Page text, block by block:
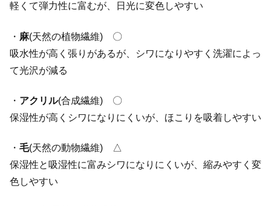
軽くて弾力性に富むが、日光に変色しやすい
・ 麻(天然の植物繊維) 〇
吸水性が高く張りがあるが、シワになりやすく洗濯によっ
て光沢が減る
・ アクリル(合成繊維) 〇
保湿性が高くシワになりにくいが、ほこりを吸着しやすい
・ 毛(天然の動物繊維) △
保湿性と吸湿性に富みシワになりにくいが、縮みやすく変
色しやすい